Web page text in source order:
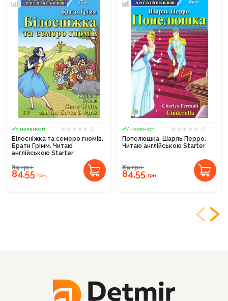
У наявності
0
Білосніжка та семеро гномів.
Брати Грімм. Читаю
англійською Starter
89грн.
84,55 грн.
У наявності
0
Попелюшка. Шарль Перро.
Читаю англійською Starter
89грн.
84,55 грн.